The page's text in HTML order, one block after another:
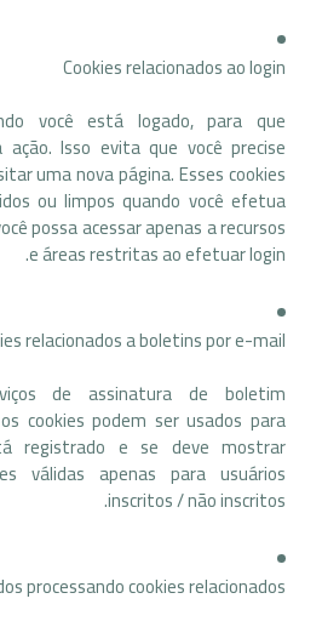
Cookies relacionados ao login
você está logado, para que
Isso evita que você precise
uma nova página. Esses cookies
ou limpos quando você efetua
possa acessar apenas a recursos
e áreas restritas ao efetuar login.
relacionados a boletins por e-mail
de assinatura de boletim
cookies podem ser usados ​​para
registrado e se deve mostrar
válidas apenas para usuários
inscritos / não inscritos.
processando cookies relacionados